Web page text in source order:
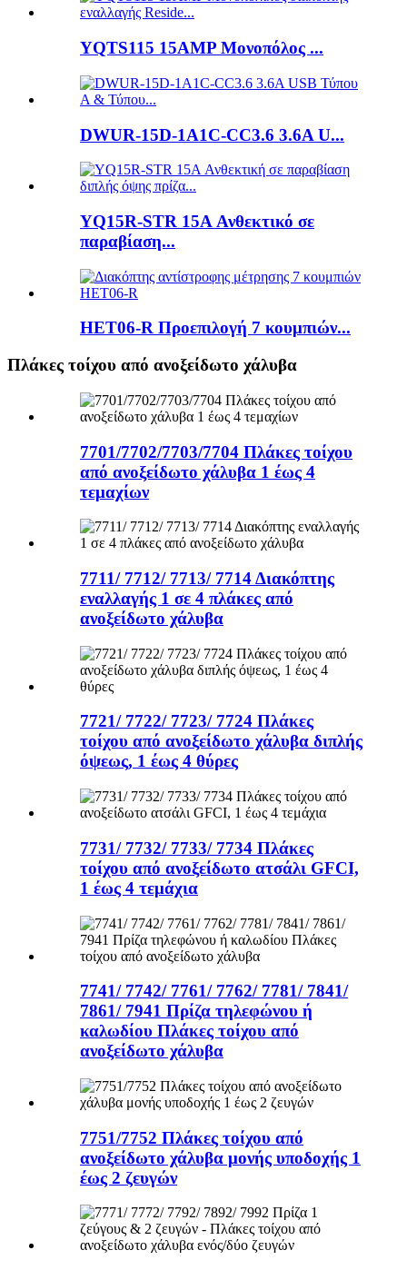
YQTS115 15AMP Μονοπόλος ...
DWUR-15D-1A1C-CC3.6 3.6A U...
YQ15R-STR 15A Ανθεκτικό σε
παραβίαση...
HET06-R Προεπιλογή 7 κουμπιών...
Πλάκες τοίχου από ανοξείδωτο χάλυβα
7701/7702/7703/7704 Πλάκες τοίχου
από ανοξείδωτο χάλυβα 1 έως 4
τεμαχίων
7711/ 7712/ 7713/ 7714 Διακόπτης
εναλλαγής 1 σε 4 πλάκες από
ανοξείδωτο χάλυβα
7721/ 7722/ 7723/ 7724 Πλάκες
τοίχου από ανοξείδωτο χάλυβα διπλής
όψεως, 1 έως 4 θύρες
7731/ 7732/ 7733/ 7734 Πλάκες
τοίχου από ανοξείδωτο ατσάλι GFCI,
1 έως 4 τεμάχια
7741/ 7742/ 7761/ 7762/ 7781/ 7841/
7861/ 7941 Πρίζα τηλεφώνου ή
καλωδίου Πλάκες τοίχου από
ανοξείδωτο χάλυβα
7751/7752 Πλάκες τοίχου από
ανοξείδωτο χάλυβα μονής υποδοχής 1
έως 2 ζευγών